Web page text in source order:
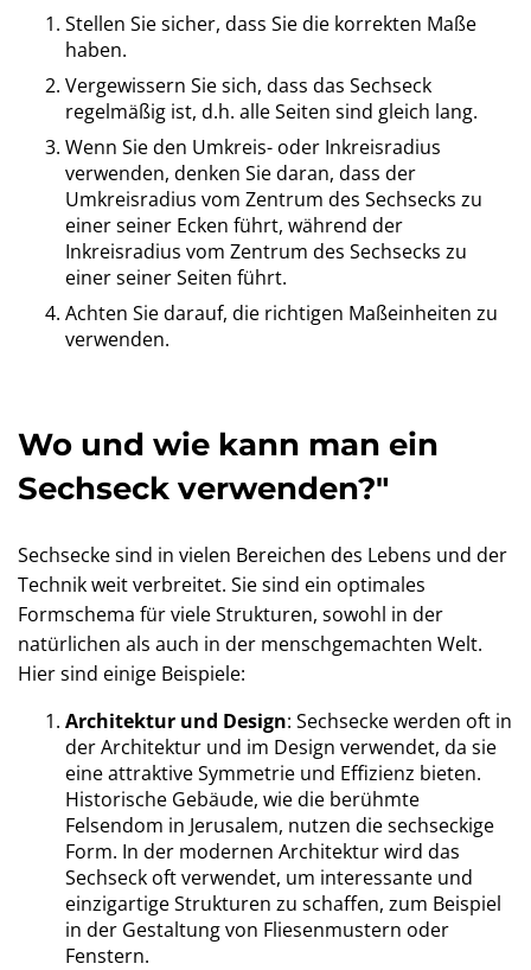
Stellen Sie sicher, dass Sie die korrekten Maße
haben.
Vergewissern Sie sich, dass das Sechseck
regelmäßig ist, d.h. alle Seiten sind gleich lang.
Wenn Sie den Umkreis- oder Inkreisradius
verwenden, denken Sie daran, dass der
Umkreisradius vom Zentrum des Sechsecks zu
einer seiner Ecken führt, während der
Inkreisradius vom Zentrum des Sechsecks zu
einer seiner Seiten führt.
Achten Sie darauf, die richtigen Maßeinheiten zu
verwenden.
Wo und wie kann man ein
Sechseck verwenden?"
Sechsecke sind in vielen Bereichen des Lebens und der
Technik weit verbreitet. Sie sind ein optimales
Formschema für viele Strukturen, sowohl in der
natürlichen als auch in der menschgemachten Welt.
Hier sind einige Beispiele:
Architektur und Design: Sechsecke werden oft in
der Architektur und im Design verwendet, da sie
eine attraktive Symmetrie und Effizienz bieten.
Historische Gebäude, wie die berühmte
Felsendom in Jerusalem, nutzen die sechseckige
Form. In der modernen Architektur wird das
Sechseck oft verwendet, um interessante und
einzigartige Strukturen zu schaffen, zum Beispiel
in der Gestaltung von Fliesenmustern oder
Fenstern.